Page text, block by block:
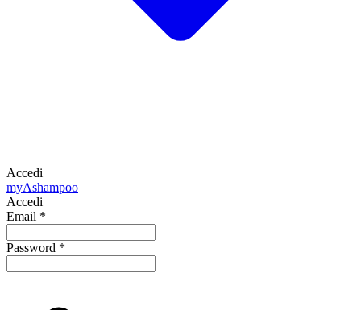
Accedi
myAshampoo
Accedi
Email *
Password *